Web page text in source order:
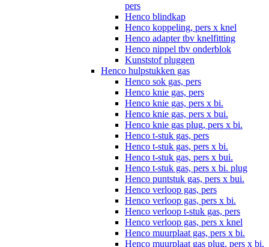
pers
Henco blindkap
Henco koppeling, pers x knel
Henco adapter tbv knelfitting
Henco nippel tbv onderblok
Kunststof pluggen
Henco hulpstukken gas
Henco sok gas, pers
Henco knie gas, pers
Henco knie gas, pers x bi.
Henco knie gas, pers x bui.
Henco knie gas plug, pers x bi.
Henco t-stuk gas, pers
Henco t-stuk gas, pers x bi.
Henco t-stuk gas, pers x bui.
Henco t-stuk gas, pers x bi. plug
Henco puntstuk gas, pers x bui.
Henco verloop gas, pers
Henco verloop gas, pers x bi.
Henco verloop t-stuk gas, pers
Henco verloop gas, pers x knel
Henco muurplaat gas, pers x bi.
Henco muurplaat gas plug, pers x bi.